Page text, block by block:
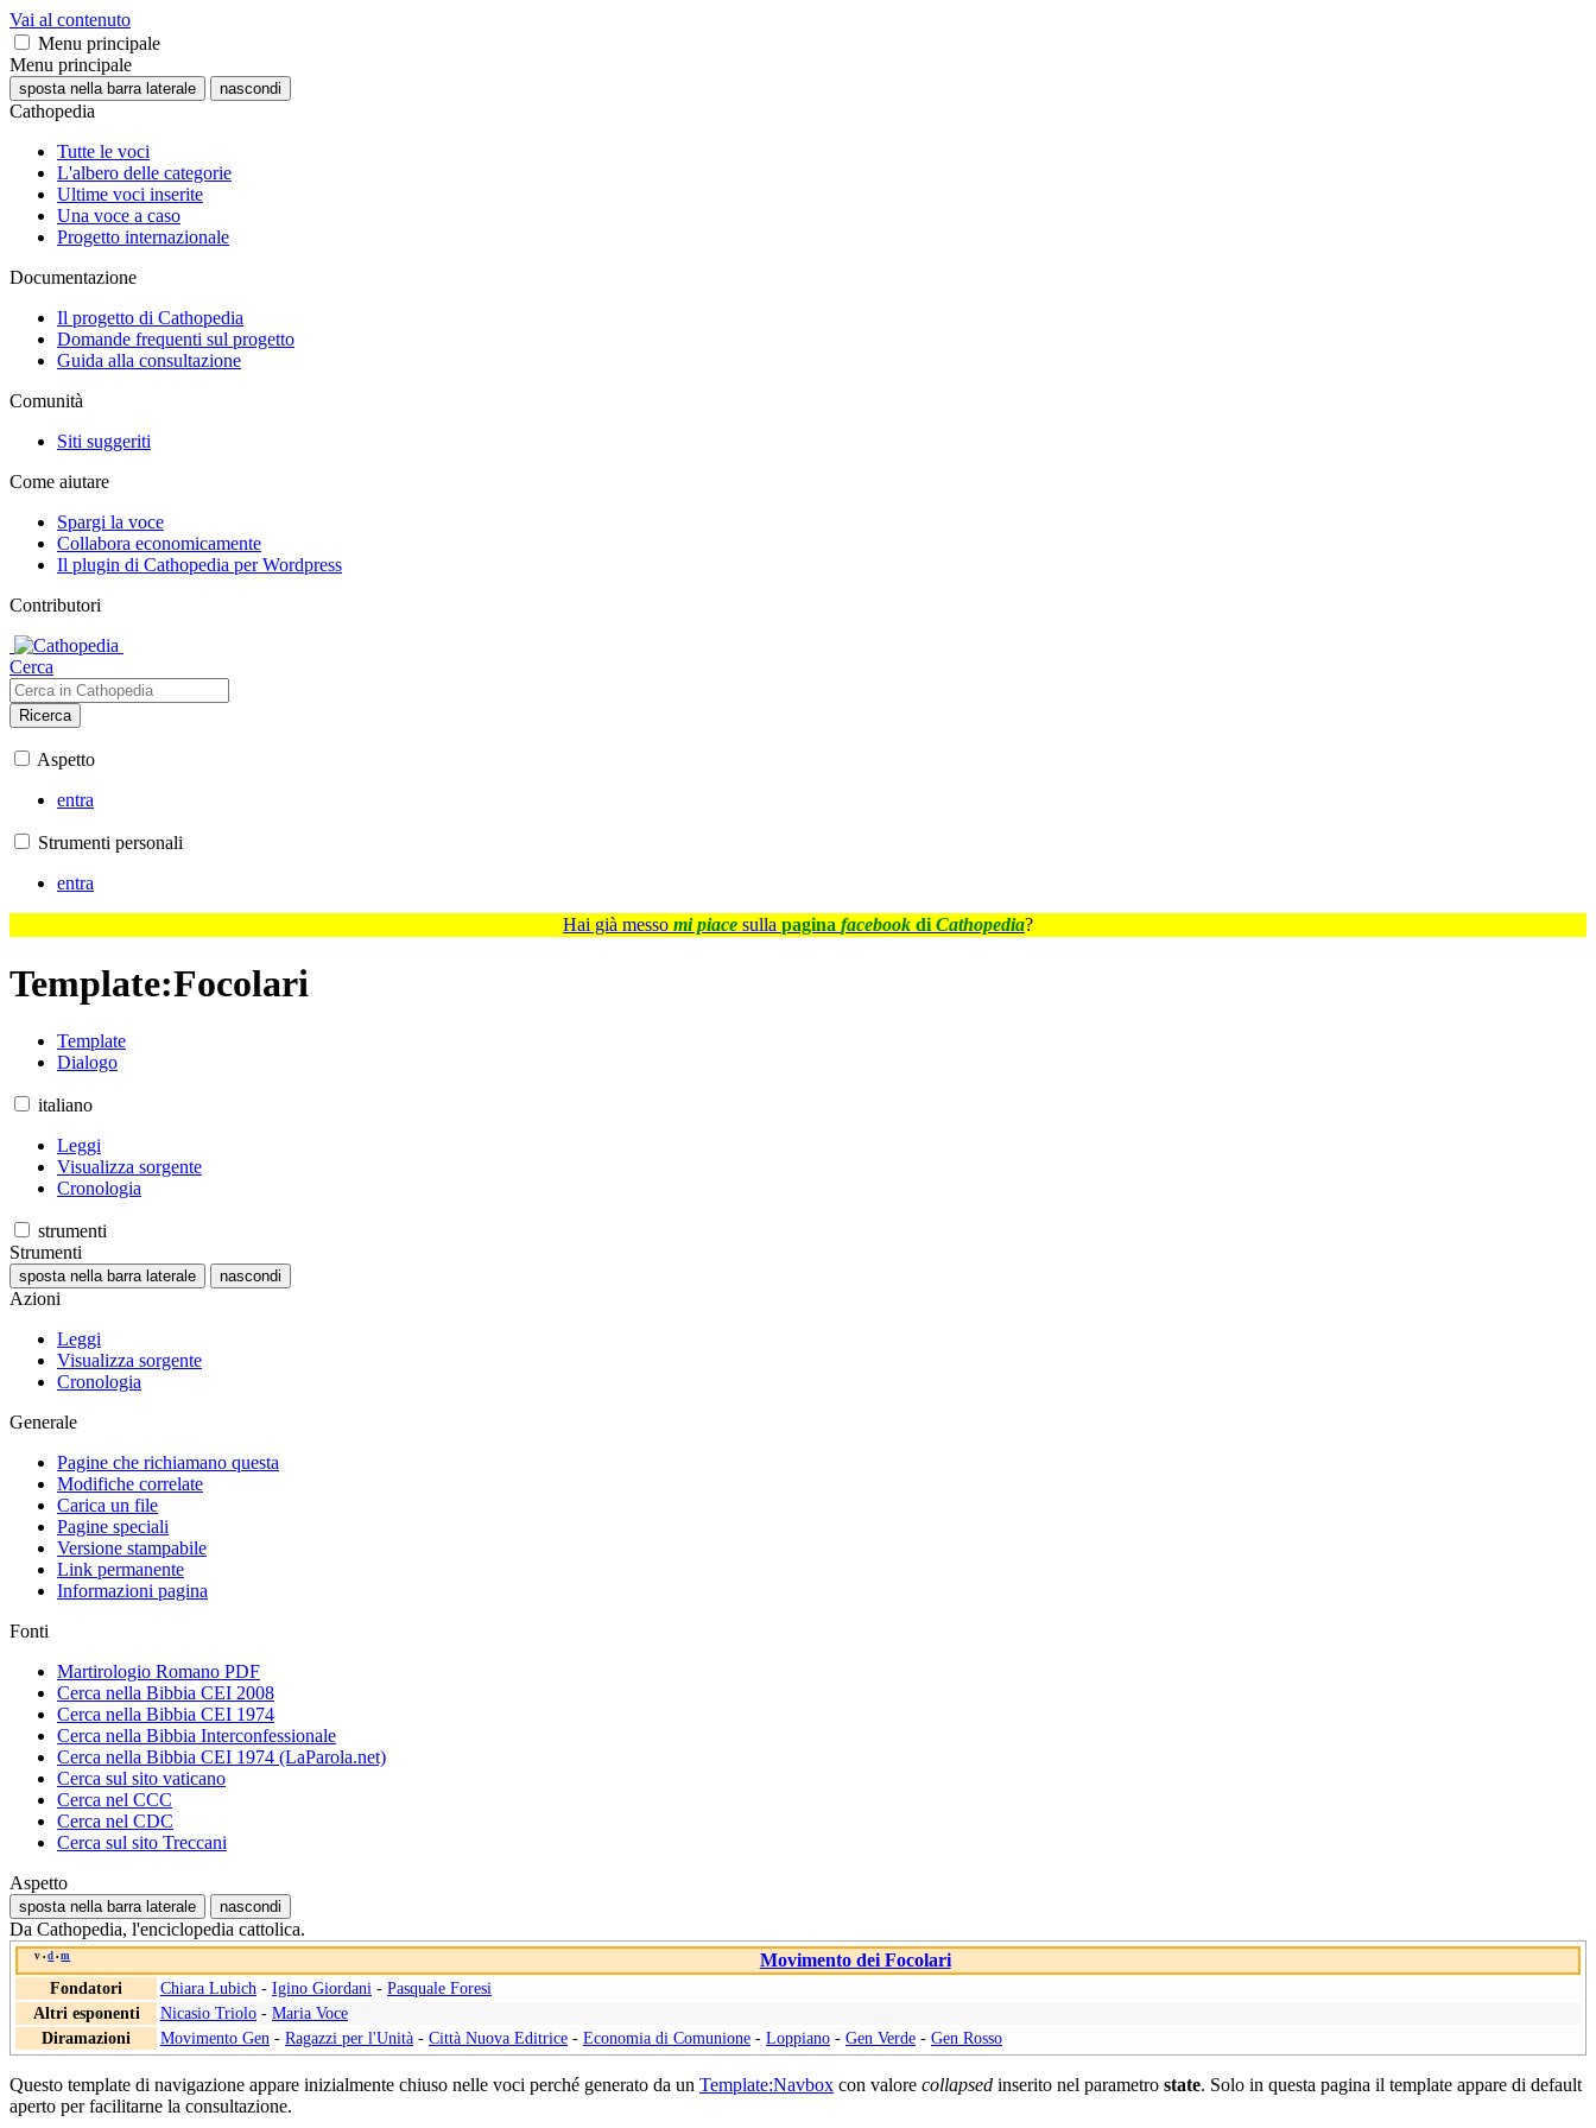
Vai al contenuto
Menu principale
Menu principale
sposta nella barra laterale nascondi
Cathopedia
Tutte le voci
L'albero delle categorie
Ultime voci inserite
Una voce a caso
Progetto internazionale
Documentazione
Il progetto di Cathopedia
Domande frequenti sul progetto
Guida alla consultazione
Comunità
Siti suggeriti
Come aiutare
Spargi la voce
Collabora economicamente
Il plugin di Cathopedia per Wordpress
Contributori
Cerca
Ricerca
Aspetto
entra
Strumenti personali
entra
Hai già messo mi piace sulla pagina facebook di Cathopedia?
Template:Focolari
Template
Dialogo
italiano
Leggi
Visualizza sorgente
Cronologia
strumenti
Strumenti
sposta nella barra laterale nascondi
Azioni
Leggi
Visualizza sorgente
Cronologia
Generale
Pagine che richiamano questa
Modifiche correlate
Carica un file
Pagine speciali
Versione stampabile
Link permanente
Informazioni pagina
Fonti
Martirologio Romano PDF
Cerca nella Bibbia CEI 2008
Cerca nella Bibbia CEI 1974
Cerca nella Bibbia Interconfessionale
Cerca nella Bibbia CEI 1974 (LaParola.net)
Cerca sul sito vaticano
Cerca nel CCC
Cerca nel CDC
Cerca sul sito Treccani
Aspetto
sposta nella barra laterale nascondi
Da Cathopedia, l'enciclopedia cattolica.
v • d • m Movimento dei Focolari
Fondatori Chiara Lubich - Igino Giordani - Pasquale Foresi
Altri esponenti
Nicasio Triolo - Maria Voce
Diramazioni
Movimento Gen - Ragazzi per l'Unità - Città Nuova Editrice - Economia di Comunione - Loppiano - Gen Verde - Gen Rosso
Questo template di navigazione appare inizialmente chiuso nelle voci perché generato da un Template:Navbox con valore collapsed inserito nel parametro state. Solo in questa pagina il template appare di default
aperto per facilitarne la consultazione.